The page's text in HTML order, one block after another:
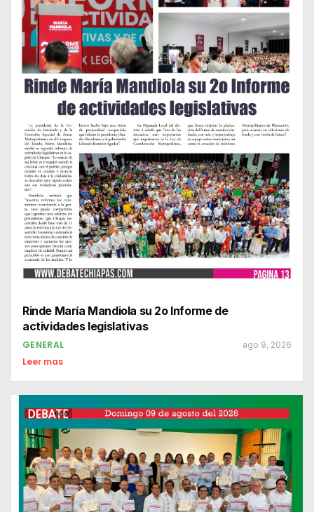
Rinde María Mandiola su 2o Informe de
actividades legislativas
GENERAL ago 9, 2026
Leer mas